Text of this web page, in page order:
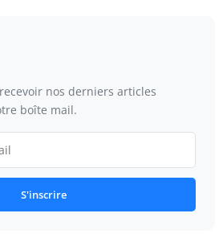
nos derniers articles
boîte mail.
S'inscrire